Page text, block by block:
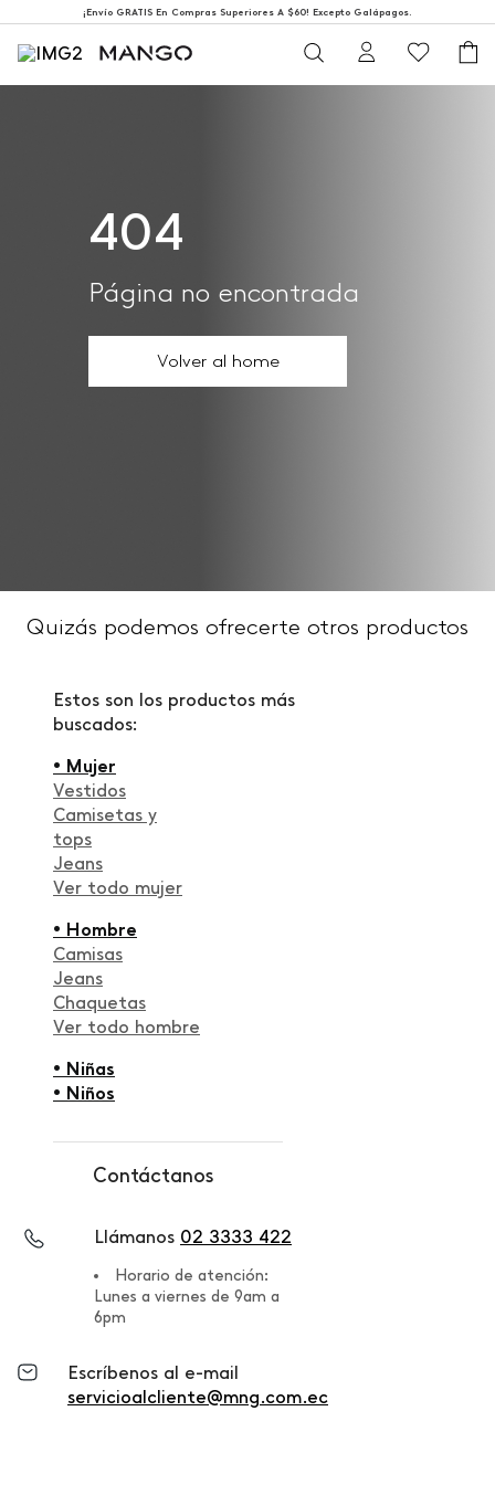
¡Envío GRATIS En Compras Superiores A $60! Excepto Galápagos.
404
Página no encontrada
Volver al home
Quizás podemos ofrecerte otros productos
Estos son los productos más
buscados:
• Mujer
Vestidos
Camisetas y
tops
Jeans
Ver todo mujer
• Hombre
Camisas
Jeans
Chaquetas
Ver todo hombre
• Niñas
• Niños
Contáctanos
Llámanos 02 3333 422
Horario de atención:
Lunes a viernes de 9am a
6pm
Escríbenos al e-mail
servicioalcliente@mng.com.ec